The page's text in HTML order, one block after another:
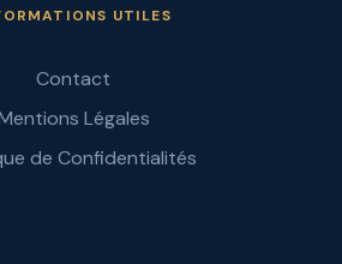
UTILES
Contact
Légales
de Confidentialités